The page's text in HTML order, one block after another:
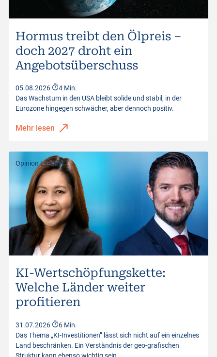
Hormus treibt den Ölpreis –
doch 2027 droht ein
Angebotsüberschuss
05.08.2026
4 Min.
Das Wachstum in den USA bleibt solide und stabil, in der
Eurozone hingegen schwächer, aber dennoch positiv.
Mehr lesen
Opinion Leaders
KI-Wertschöpfungskette:
Welche Länder weiter
profitieren
31.07.2026
6 Min.
Das Thema „KI-Investitionen” lässt sich nicht auf ein einzelnes
Land beschränken. Ein Verständnis der geo-grafischen
Struktur kann ebenso wichtig sein…